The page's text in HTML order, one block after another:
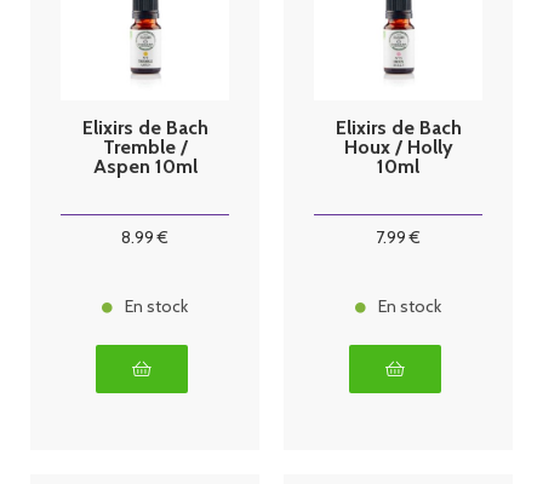
Elixirs de Bach
Tremble /
Aspen 10ml
8.99 €
En stock
Elixirs de Bach
Houx / Holly
10ml
7.99 €
En stock